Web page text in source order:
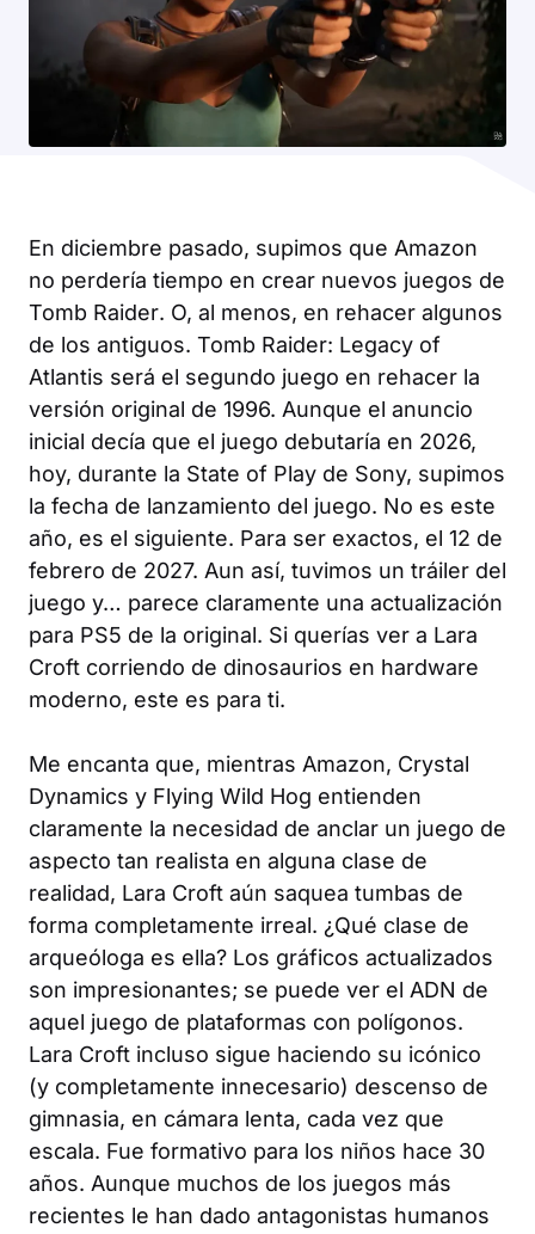
En diciembre pasado, supimos que Amazon
no perdería tiempo en crear nuevos juegos de
Tomb Raider. O, al menos, en rehacer algunos
de los antiguos. Tomb Raider: Legacy of
Atlantis será el segundo juego en rehacer la
versión original de 1996. Aunque el anuncio
inicial decía que el juego debutaría en 2026,
hoy, durante la State of Play de Sony, supimos
la fecha de lanzamiento del juego. No es este
año, es el siguiente. Para ser exactos, el 12 de
febrero de 2027. Aun así, tuvimos un tráiler del
juego y… parece claramente una actualización
para PS5 de la original. Si querías ver a Lara
Croft corriendo de dinosaurios en hardware
moderno, este es para ti.
Me encanta que, mientras Amazon, Crystal
Dynamics y Flying Wild Hog entienden
claramente la necesidad de anclar un juego de
aspecto tan realista en alguna clase de
realidad, Lara Croft aún saquea tumbas de
forma completamente irreal. ¿Qué clase de
arqueóloga es ella? Los gráficos actualizados
son impresionantes; se puede ver el ADN de
aquel juego de plataformas con polígonos.
Lara Croft incluso sigue haciendo su icónico
(y completamente innecesario) descenso de
gimnasia, en cámara lenta, cada vez que
escala. Fue formativo para los niños hace 30
años. Aunque muchos de los juegos más
recientes le han dado antagonistas humanos